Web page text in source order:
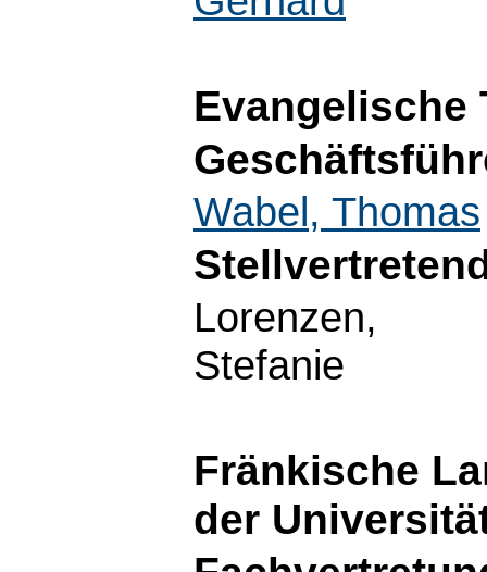
Evangelische
Wabel, Thomas
Lorenzen,
Stefanie
Fränkische
der